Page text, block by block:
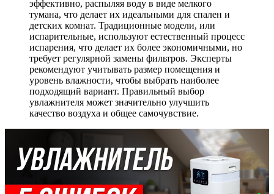
эффективно, распыляя воду в виде мелкого
тумана, что делает их идеальными для спален и
детских комнат. Традиционные модели, или
испарительные, используют естественный процесс
испарения, что делает их более экономичными, но
требует регулярной замены фильтров. Эксперты
рекомендуют учитывать размер помещения и
уровень влажности, чтобы выбрать наиболее
подходящий вариант. Правильный выбор
увлажнителя может значительно улучшить
качество воздуха и общее самочувствие.